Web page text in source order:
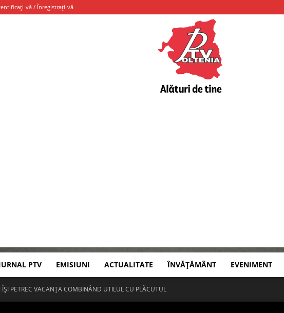
vă / Înregistrați-vă
PTV EMISIUNI ACTUALITATE ÎNVĂȚĂMÂNT EVENIMENT
ÎȘI PETREC VACANȚA COMBINÂND UTILUL CU PLĂCUTUL